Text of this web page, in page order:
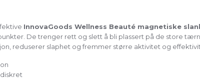
InnovaGoods Wellness Beauté magnetiske
De trenger rett og slett å bli plassert på de store
reduserer slaphet og fremmer større aktivitet og